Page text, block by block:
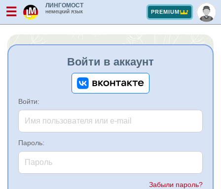
☰ ЛИНГОМОСТ
немецкий язык PREMIUM
Войти в аккаунт
Войти:
Пароль:
Забыли пароль?